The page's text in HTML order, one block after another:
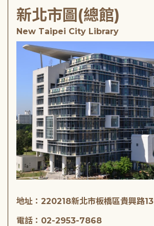
新北市圖(總館)
New Taipei City Library
地址：220218新北市板橋區貴興路
電話：02-2953-7868